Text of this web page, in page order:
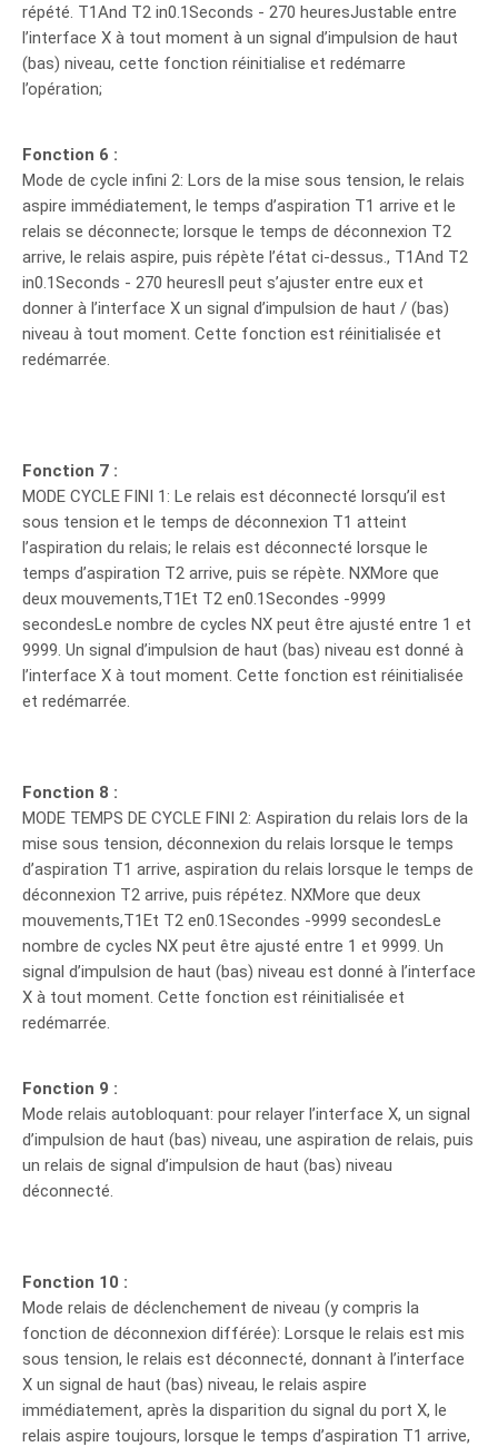
répété. T1And T2 in0.1Seconds - 270 heuresJustable entre
l’interface X à tout moment à un signal d’impulsion de haut
(bas) niveau, cette fonction réinitialise et redémarre
l’opération;
Fonction 6 :
Mode de cycle infini 2: Lors de la mise sous tension, le relais
aspire immédiatement, le temps d’aspiration T1 arrive et le
relais se déconnecte; lorsque le temps de déconnexion T2
arrive, le relais aspire, puis répète l’état ci-dessus., T1And T2
in0.1Seconds - 270 heuresIl peut s’ajuster entre eux et
donner à l’interface X un signal d’impulsion de haut / (bas)
niveau à tout moment. Cette fonction est réinitialisée et
redémarrée.
Fonction 7 :
MODE CYCLE FINI 1: Le relais est déconnecté lorsqu’il est
sous tension et le temps de déconnexion T1 atteint
l’aspiration du relais; le relais est déconnecté lorsque le
temps d’aspiration T2 arrive, puis se répète. NXMore que
deux mouvements,T1Et T2 en0.1Secondes -9999
secondesLe nombre de cycles NX peut être ajusté entre 1 et
9999. Un signal d’impulsion de haut (bas) niveau est donné à
l’interface X à tout moment. Cette fonction est réinitialisée
et redémarrée.
Fonction 8 :
MODE TEMPS DE CYCLE FINI 2: Aspiration du relais lors de la
mise sous tension, déconnexion du relais lorsque le temps
d’aspiration T1 arrive, aspiration du relais lorsque le temps de
déconnexion T2 arrive, puis répétez. NXMore que deux
mouvements,T1Et T2 en0.1Secondes -9999 secondesLe
nombre de cycles NX peut être ajusté entre 1 et 9999. Un
signal d’impulsion de haut (bas) niveau est donné à l’interface
X à tout moment. Cette fonction est réinitialisée et
redémarrée.
Fonction 9 :
Mode relais autobloquant: pour relayer l’interface X, un signal
d’impulsion de haut (bas) niveau, une aspiration de relais, puis
un relais de signal d’impulsion de haut (bas) niveau
déconnecté.
Fonction 10 :
Mode relais de déclenchement de niveau (y compris la
fonction de déconnexion différée): Lorsque le relais est mis
sous tension, le relais est déconnecté, donnant à l’interface
X un signal de haut (bas) niveau, le relais aspire
immédiatement, après la disparition du signal du port X, le
relais aspire toujours, lorsque le temps d’aspiration T1 arrive,